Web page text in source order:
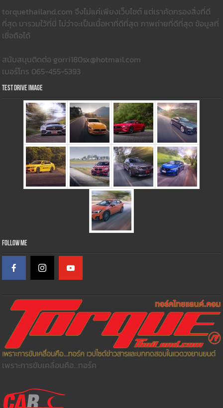
torquethailand.com จึงไม่แค่เพียงเว็บไซต์ แต่เราคัดกรองสิ่งที่ดี
ที่สุด มารวมใว้ที่นี่ ไม่ว่าจะเป็นเนื้อหาที่ดีที่สุด ภาพถ่ายที่ดีที่สุด ข้อมูลที่
เชื่อถือได้
สนับสนุนติดต่อ gorri180sx@hotmail.com
เบอร์โทร 065-455-5393
Test Drive Image
Follow Me
เพราะการขับเคลื่อนคือ...ทอร์ค